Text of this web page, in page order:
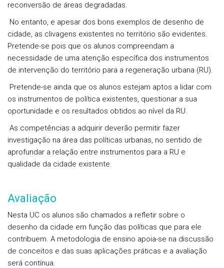
reconversão de áreas degradadas.
No entanto, e apesar dos bons exemplos de desenho de
cidade, as clivagens existentes no território são evidentes.
Pretende-se pois que os alunos compreendam a
necessidade de uma atenção específica dos instrumentos
de intervenção do território para a regeneração urbana (RU).
Pretende-se ainda que os alunos estejam aptos a lidar com
os instrumentos de política existentes, questionar a sua
oportunidade e os resultados obtidos ao nível da RU.
As competências a adquirir deverão permitir fazer
investigação na área das políticas urbanas, no sentido de
aprofundar a relação entre instrumentos para a RU e
qualidade da cidade existente.
Avaliação
Nesta UC os alunos são chamados a refletir sobre o
desenho da cidade em função das políticas que para ele
contribuem. A metodologia de ensino apoia-se na discussão
de conceitos e das suas aplicações práticas e a avaliação
será contínua.